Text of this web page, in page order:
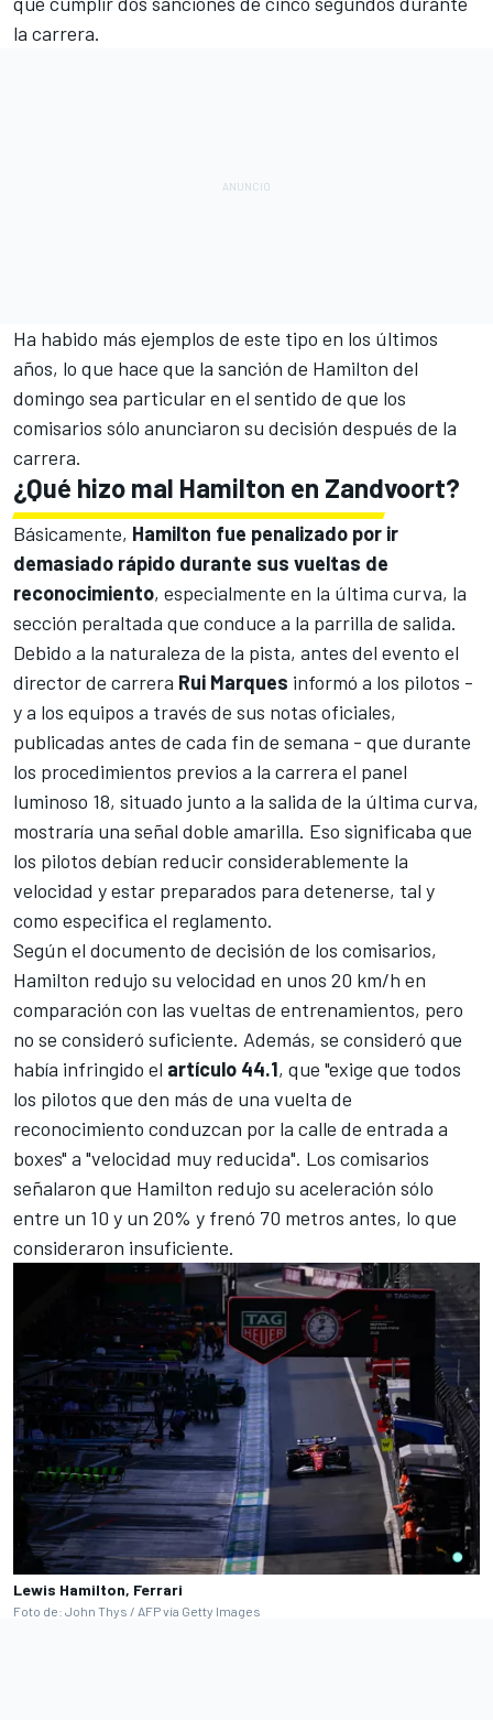
la carrera.
Ha habido más ejemplos de este tipo en los últimos
años, lo que hace que la sanción de Hamilton del
domingo sea particular en el sentido de que los
comisarios sólo anunciaron su decisión después de la
carrera.
¿Qué hizo mal Hamilton en Zandvoort?
Básicamente, Hamilton fue penalizado por ir
demasiado rápido durante sus vueltas de
reconocimiento, especialmente en la última curva, la
sección peraltada que conduce a la parrilla de salida.
Debido a la naturaleza de la pista, antes del evento el
director de carrera Rui Marques informó a los pilotos -
y a los equipos a través de sus notas oficiales,
publicadas antes de cada fin de semana - que durante
los procedimientos previos a la carrera el panel
luminoso 18, situado junto a la salida de la última curva,
mostraría una señal doble amarilla. Eso significaba que
los pilotos debían reducir considerablemente la
velocidad y estar preparados para detenerse, tal y
como especifica el reglamento.
Según el documento de decisión de los comisarios,
Hamilton redujo su velocidad en unos 20 km/h en
comparación con las vueltas de entrenamientos, pero
no se consideró suficiente. Además, se consideró que
había infringido el artículo 44.1, que "exige que todos
los pilotos que den más de una vuelta de
reconocimiento conduzcan por la calle de entrada a
boxes" a "velocidad muy reducida". Los comisarios
señalaron que Hamilton redujo su aceleración sólo
entre un 10 y un 20% y frenó 70 metros antes, lo que
consideraron insuficiente.
Lewis Hamilton, Ferrari
Foto de: John Thys / AFP vía Getty Images